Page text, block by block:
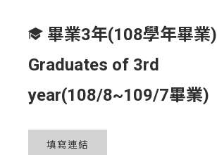
畢業3年(108學年畢業)
Graduates of 3rd
year(108/8~109/7畢業)
填寫連結